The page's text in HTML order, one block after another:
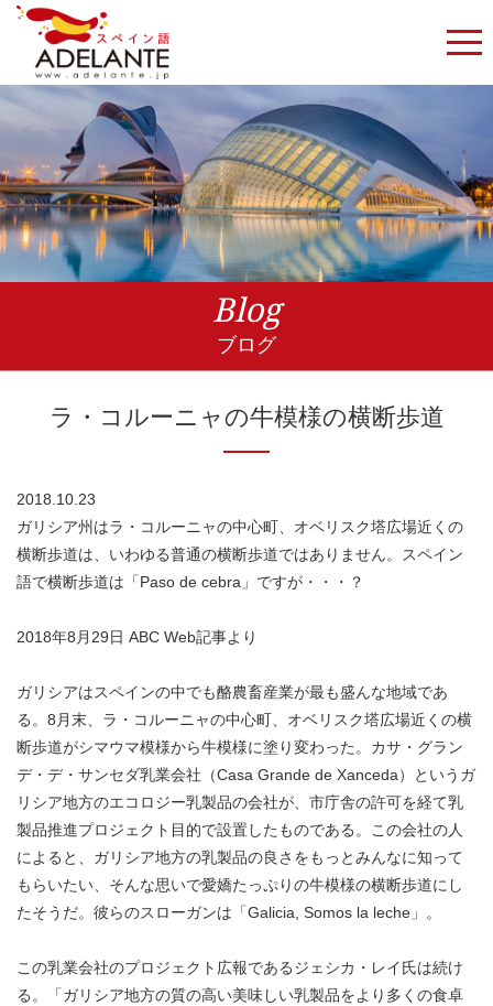
Blog
ブログ
ラ・コルーニャの牛模様の横断歩道
2018.10.23
ガリシア州はラ・コルーニャの中心町、オベリスク塔広場近くの
横断歩道は、いわゆる普通の横断歩道ではありません。スペイン
語で横断歩道は「Paso de cebra」ですが・・・？
2018年8月29日 ABC Web記事より
ガリシアはスペインの中でも酪農畜産業が最も盛んな地域であ
る。8月末、ラ・コルーニャの中心町、オベリスク塔広場近くの横
断歩道がシマウマ模様から牛模様に塗り変わった。カサ・グラン
デ・デ・サンセダ乳業会社（Casa Grande de Xanceda）というガ
リシア地方のエコロジー乳製品の会社が、市庁舎の許可を経て乳
製品推進プロジェクト目的で設置したものである。この会社の人
によると、ガリシア地方の乳製品の良さをもっとみんなに知って
もらいたい、そんな思いで愛嬌たっぷりの牛模様の横断歩道にし
たそうだ。彼らのスローガンは「Galicia, Somos la leche」。
この乳業会社のプロジェクト広報であるジェシカ・レイ氏は続け
る。「ガリシア地方の質の高い美味しい乳製品をより多くの食卓